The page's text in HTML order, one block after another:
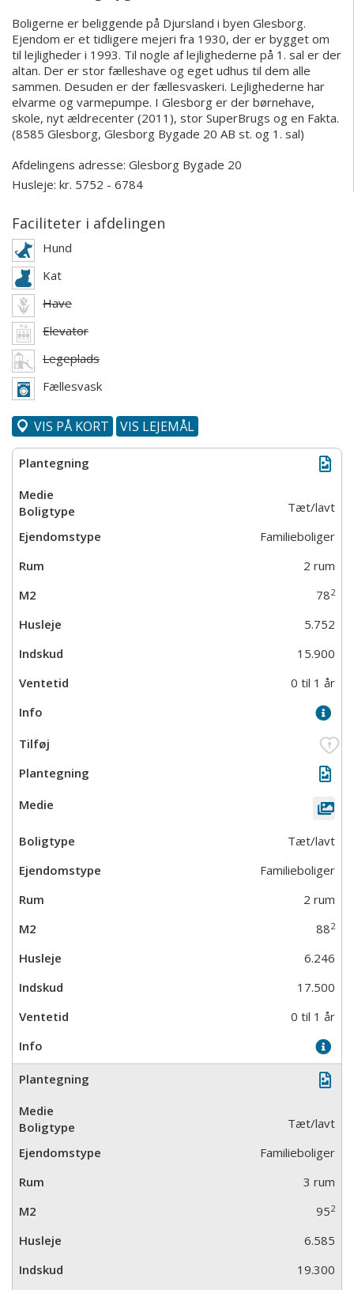
Boligerne er beliggende på Djursland i byen Glesborg.
Ejendom er et tidligere mejeri fra 1930, der er bygget om
til lejligheder i 1993. Til nogle af lejlighederne på 1. sal er der
altan. Der er stor fælleshave og eget udhus til dem alle
sammen. Desuden er der fællesvaskeri. Lejlighederne har
elvarme og varmepumpe. I Glesborg er der børnehave,
skole, nyt ældrecenter (2011), stor SuperBrugs og en Fakta.
(8585 Glesborg, Glesborg Bygade 20 AB st. og 1. sal)
Afdelingens adresse: Glesborg Bygade 20
Husleje: kr. 5752 - 6784
Faciliteter i afdelingen
Hund
Kat
Have
Elevator
Legeplads
Fællesvask
VIS PÅ KORT VIS LEJEMÅL
Tæt/lavt
Familieboliger
2 rum
782
5.752
15.900
0 til 1 år
Tæt/lavt
Familieboliger
2 rum
882
6.246
17.500
0 til 1 år
Tæt/lavt
Familieboliger
3 rum
952
6.585
19.300